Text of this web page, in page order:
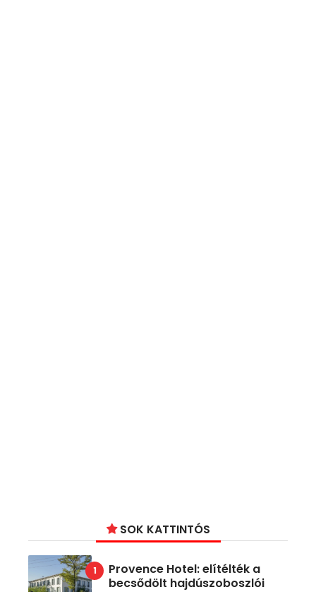
SOK KATTINTÓS
Provence Hotel: elítélték a
becsődölt hajdúszoboszlói